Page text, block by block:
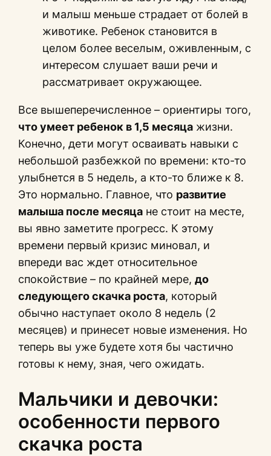
и малыш меньше страдает от болей в
животике. Ребенок становится в
целом более веселым, оживленным, с
интересом слушает ваши речи и
рассматривает окружающее.
Все вышеперечисленное – ориентиры того,
что умеет ребенок в 1,5 месяца жизни.
Конечно, дети могут осваивать навыки с
небольшой разбежкой по времени: кто-то
улыбнется в 5 недель, а кто-то ближе к 8.
Это нормально. Главное, что развитие
малыша после месяца не стоит на месте,
вы явно заметите прогресс. К этому
времени первый кризис миновал, и
впереди вас ждет относительное
спокойствие – по крайней мере,до
следующего скачка роста, который
обычно наступает около 8 недель (2
месяцев) и принесет новые изменения. Но
теперь вы уже будете хотя бы частично
готовы к нему, зная, чего ожидать.
Мальчики и девочки:
особенности первого
скачка роста